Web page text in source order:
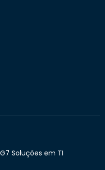
Soluções em TI